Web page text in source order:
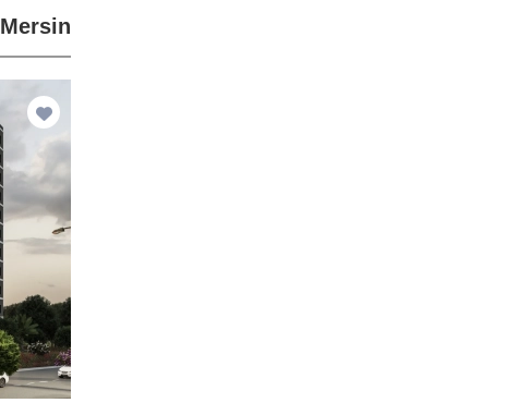
Mersin إعلانات